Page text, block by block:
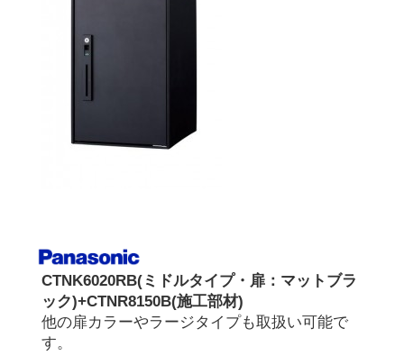
CTNK6020RB(ミドルタイプ・扉：マットブラ
ック)+CTNR8150B(施工部材)
他の扉カラーやラージタイプも取扱い可能で
す。
希望小売価格：63,470円（税込）